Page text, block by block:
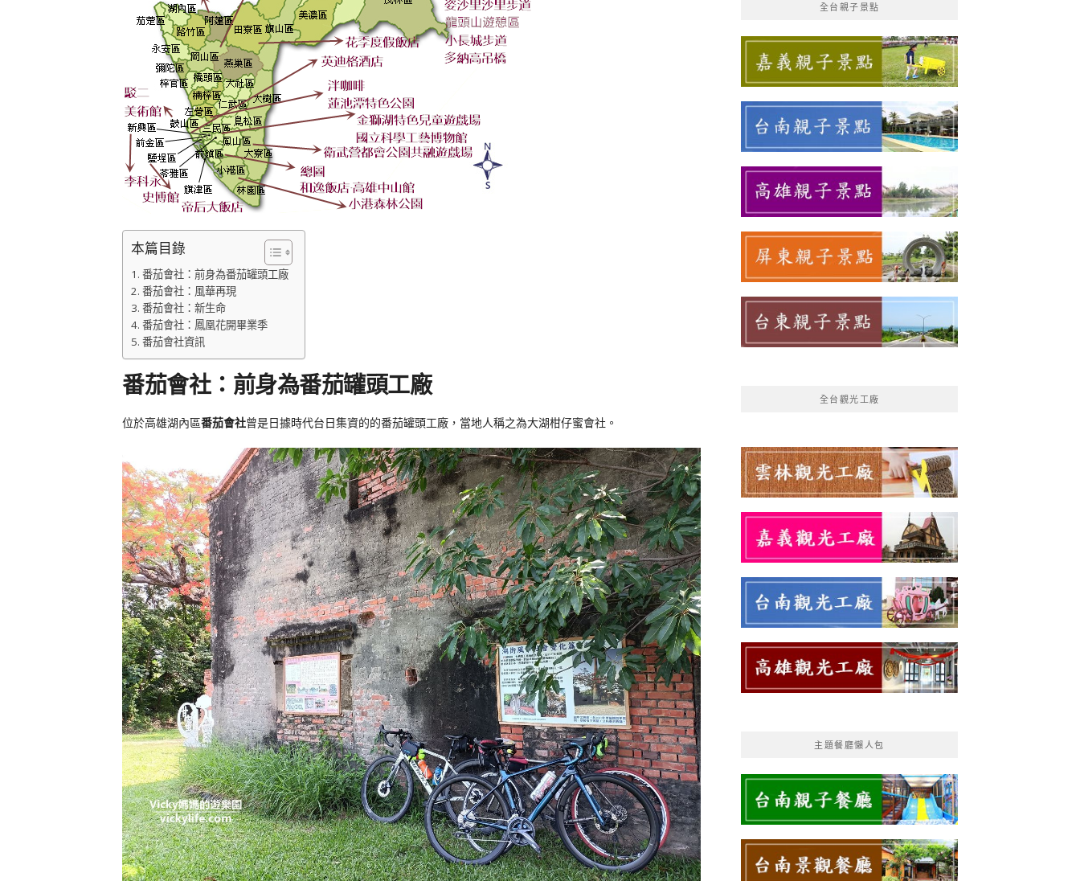
本篇目錄
番茄會社：前身為番茄罐頭工廠
番茄會社：風華再現
番茄會社：新生命
番茄會社：鳳凰花開畢業季
番茄會社資訊
番茄會社：前身為番茄罐頭工廠
位於高雄湖內區番茄會社曾是日據時代台日集資的的番茄罐頭工廠，當地人稱之為大湖柑仔蜜會社。
全台親子景點
全台觀光工廠
主題餐廳懶人包